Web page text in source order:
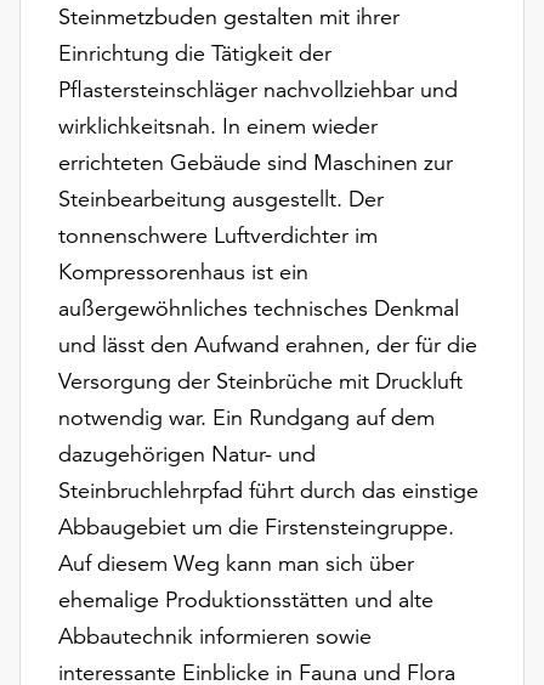
Weitere
Informationen
finden
unserer
Datenschutzerklärung
dem
Impressum
Steinmetzbuden gestalten mit ihrer
Einrichtung die Tätigkeit der
Pflastersteinschläger nachvollziehbar und
wirklichkeitsnah. In einem wieder
errichteten Gebäude sind Maschinen zur
Steinbearbeitung ausgestellt. Der
tonnenschwere Luftverdichter im
Kompressorenhaus ist ein
außergewöhnliches technisches Denkmal
und lässt den Aufwand erahnen, der für die
Versorgung der Steinbrüche mit Druckluft
notwendig war. Ein Rundgang auf dem
dazugehörigen Natur- und
Steinbruchlehrpfad führt durch das einstige
Abbaugebiet um die Firstensteingruppe.
Auf diesem Weg kann man sich über
ehemalige Produktionsstätten und alte
Abbautechnik informieren sowie
interessante Einblicke in Fauna und Flora